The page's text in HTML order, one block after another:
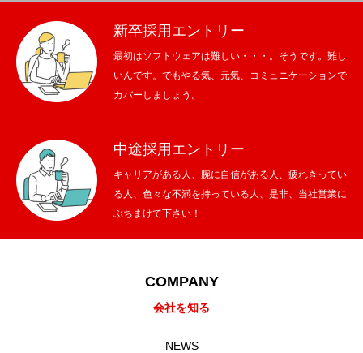
新卒採用エントリー
最初はソフトウェアは難しい・・・。そうです。難し
いんです。でもやる気、元気、コミュニケーションで
カバーしましょう。
中途採用エントリー
キャリアがある人、腕に自信がある人、疲れきってい
る人、色々な不満を持っている人、是非、当社営業に
ぶちまけて下さい！
COMPANY
会社を知る
NEWS